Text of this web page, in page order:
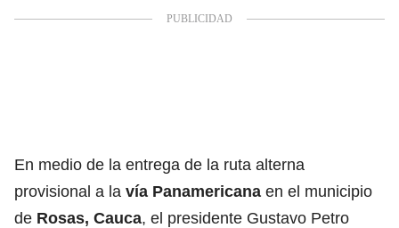
En medio de la entrega de la ruta alterna
provisional a la vía Panamericana en el municipio
de Rosas, Cauca, el presidente Gustavo Petro